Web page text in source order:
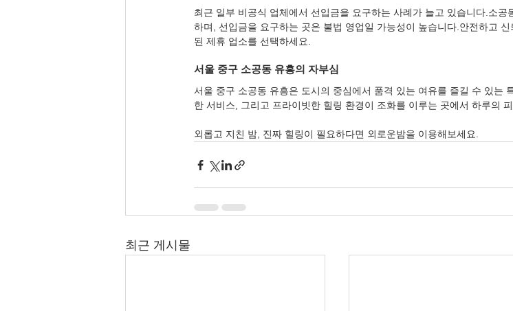
최근 일부 비공식 업체에서 선입금을 요구하는 사례가 늘고 있습니다.소공
하며, 선입금을 요구하는 곳은 불법 영업일 가능성이 높습니다.안전하고
된 제휴 업소를 선택하세요.
서울 중구 소공동 유흥의 자부심
서울 중구 소공동 유흥은 도시의 중심에서 품격 있는 여유를 즐길 수 있는
한 서비스, 그리고 프라이빗한 힐링 환경이 조화를 이루는 곳에서 하루의
외롭고 지친 밤, 진짜 힐링이 필요하다면 외로운밤을 이용해보세요.
최근 게시물